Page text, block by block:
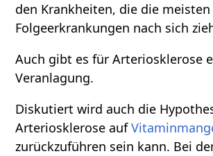
den Krankheiten, die die
Folgeerkrankungen nach sich
Auch gibt es für Arteriosklerose
Veranlagung.
Diskutiert wird auch die
Arteriosklerose auf
zurückzuführen sein kann. Bei